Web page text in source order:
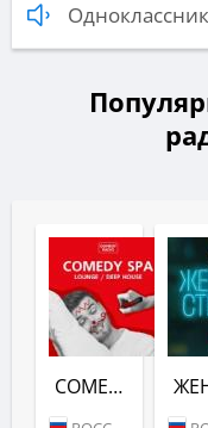
COMEDY SPA (COMEDY RADIO)